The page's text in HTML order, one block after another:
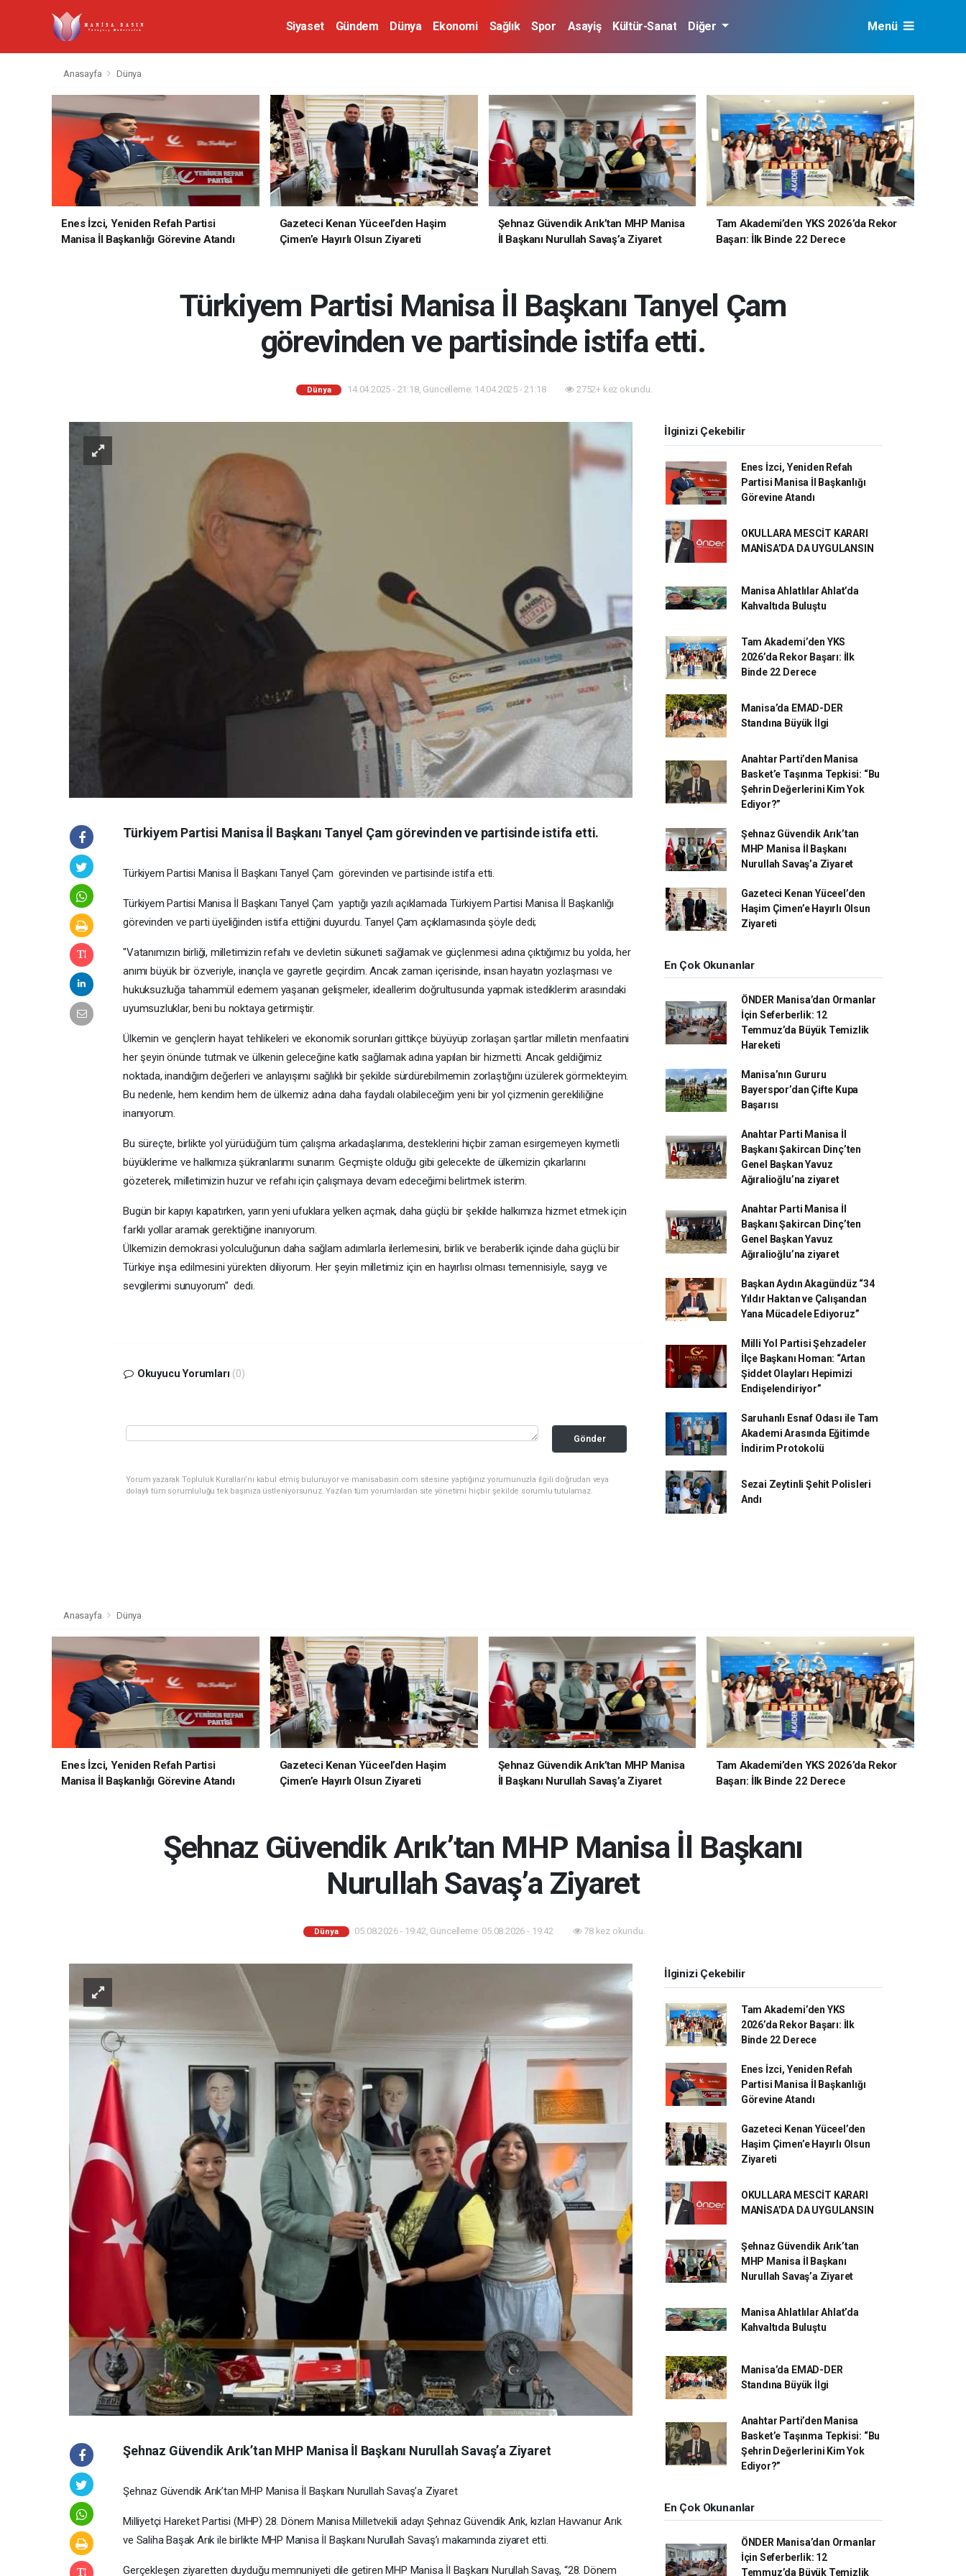
Siyaset Gündem Dünya Ekonomi Sağlık Spor Asayiş Kültür-Sanat Diğer Menü
Anasayfa Dünya
Enes İzci, Yeniden Refah Partisi
Manisa İl Başkanlığı Görevine Atandı
Gazeteci Kenan Yüceel’den Haşim
Çimen’e Hayırlı Olsun Ziyareti
Şehnaz Güvendik Arık’tan MHP Manisa
İl Başkanı Nurullah Savaş’a Ziyaret
Tam Akademi’den YKS 2026’da Rekor
Başarı: İlk Binde 22 Derece
Türkiyem Partisi Manisa İl Başkanı Tanyel Çam
görevinden ve partisinde istifa etti.
Dünya 14.04.2025 - 21:18, Güncelleme: 14.04.2025 - 21:18 2752+ kez okundu.
Türkiyem Partisi Manisa İl Başkanı Tanyel Çam görevinden ve partisinde istifa etti.
Türkiyem Partisi Manisa İl Başkanı Tanyel Çam görevinden ve partisinde istifa etti.
Türkiyem Partisi Manisa İl Başkanı Tanyel Çam yaptığı yazılı açıklamada Türkiyem Partisi Manisa İl Başkanlığı
görevinden ve parti üyeliğinden istifa ettiğini duyurdu. Tanyel Çam açıklamasında şöyle dedi;
"Vatanımızın birliği, milletimizin refahı ve devletin sükuneti sağlamak ve güçlenmesi adına çıktığımız bu yolda, her
anımı büyük bir özveriyle, inançla ve gayretle geçirdim. Ancak zaman içerisinde, insan hayatın yozlaşması ve
hukuksuzluğa tahammül edemem yaşanan gelişmeler, ideallerim doğrultusunda yapmak istediklerim arasındaki
uyumsuzluklar, beni bu noktaya getirmiştir.
Ülkemin ve gençlerin hayat tehlikeleri ve ekonomik sorunları gittikçe büyüyüp zorlaşan şartlar milletin menfaatini
her şeyin önünde tutmak ve ülkenin geleceğine katkı sağlamak adına yapılan bir hizmetti. Ancak geldiğimiz
noktada, inandığım değerleri ve anlayışımı sağlıklı bir şekilde sürdürebilmemin zorlaştığını üzülerek görmekteyim.
Bu nedenle, hem kendim hem de ülkemiz adına daha faydalı olabileceğim yeni bir yol çizmenin gerekliliğine
inanıyorum.
Bu süreçte, birlikte yol yürüdüğüm tüm çalışma arkadaşlarıma, desteklerini hiçbir zaman esirgemeyen kıymetli
büyüklerime ve halkımıza şükranlarımı sunarım. Geçmişte olduğu gibi gelecekte de ülkemizin çıkarlarını
gözeterek, milletimizin huzur ve refahı için çalışmaya devam edeceğimi belirtmek isterim.
Bugün bir kapıyı kapatırken, yarın yeni ufuklara yelken açmak, daha güçlü bir şekilde halkımıza hizmet etmek için
farklı yollar aramak gerektiğine inanıyorum.
Ülkemizin demokrasi yolculuğunun daha sağlam adımlarla ilerlemesini, birlik ve beraberlik içinde daha güçlü bir
Türkiye inşa edilmesini yürekten diliyorum. Her şeyin milletimiz için en hayırlısı olması temennisiyle, saygı ve
sevgilerimi sunuyorum" dedi.
Okuyucu Yorumları (0)
Gönder
Yorum yazarak Topluluk Kuralları’nı kabul etmiş bulunuyor ve manisabasin.com sitesine yaptığınız yorumunuzla ilgili doğrudan veya
dolaylı tüm sorumluluğu tek başınıza üstleniyorsunuz. Yazılan tüm yorumlardan site yönetimi hiçbir şekilde sorumlu tutulamaz.
İlginizi Çekebilir
Enes İzci, Yeniden Refah
Partisi Manisa İl Başkanlığı
Görevine Atandı
OKULLARA MESCİT KARARI
MANİSA’DA DA UYGULANSIN
Manisa Ahlatlılar Ahlat’da
Kahvaltıda Buluştu
Tam Akademi’den YKS
2026’da Rekor Başarı: İlk
Binde 22 Derece
Manisa’da EMAD-DER
Standına Büyük İlgi
Anahtar Parti’den Manisa
Basket’e Taşınma Tepkisi: “Bu
Şehrin Değerlerini Kim Yok
Ediyor?”
Şehnaz Güvendik Arık’tan
MHP Manisa İl Başkanı
Nurullah Savaş’a Ziyaret
Gazeteci Kenan Yüceel’den
Haşim Çimen’e Hayırlı Olsun
Ziyareti
En Çok Okunanlar
ÖNDER Manisa’dan Ormanlar
İçin Seferberlik: 12
Temmuz’da Büyük Temizlik
Hareketi
Manisa’nın Gururu
Bayerspor’dan Çifte Kupa
Başarısı
Anahtar Parti Manisa İl
Başkanı Şakircan Dinç’ten
Genel Başkan Yavuz
Ağıralioğlu’na ziyaret
Anahtar Parti Manisa İl
Başkanı Şakircan Dinç’ten
Genel Başkan Yavuz
Ağıralioğlu’na ziyaret
Başkan Aydın Akagündüz “34
Yıldır Haktan ve Çalışandan
Yana Mücadele Ediyoruz”
Milli Yol Partisi Şehzadeler
İlçe Başkanı Homan: “Artan
Şiddet Olayları Hepimizi
Endişelendiriyor”
Saruhanlı Esnaf Odası ile Tam
Akademi Arasında Eğitimde
İndirim Protokolü
Sezai Zeytinli Şehit Polisleri
Andı
Anasayfa Dünya
Enes İzci, Yeniden Refah Partisi
Manisa İl Başkanlığı Görevine Atandı
Gazeteci Kenan Yüceel’den Haşim
Çimen’e Hayırlı Olsun Ziyareti
Şehnaz Güvendik Arık’tan MHP Manisa
İl Başkanı Nurullah Savaş’a Ziyaret
Tam Akademi’den YKS 2026’da Rekor
Başarı: İlk Binde 22 Derece
Şehnaz Güvendik Arık’tan MHP Manisa İl Başkanı
Nurullah Savaş’a Ziyaret
Dünya 05.08.2026 - 19:42, Güncelleme: 05.08.2026 - 19:42 78 kez okundu.
Şehnaz Güvendik Arık’tan MHP Manisa İl Başkanı Nurullah Savaş’a Ziyaret
Şehnaz Güvendik Arık’tan MHP Manisa İl Başkanı Nurullah Savaş’a Ziyaret
Milliyetçi Hareket Partisi (MHP) 28. Dönem Manisa Milletvekili adayı Şehnaz Güvendik Arık, kızları Havvanur Arık
ve Saliha Başak Arık ile birlikte MHP Manisa İl Başkanı Nurullah Savaş’ı makamında ziyaret etti.
Gerçekleşen ziyaretten duyduğu memnuniyeti dile getiren MHP Manisa İl Başkanı Nurullah Savaş, “28. Dönem
İlginizi Çekebilir
Tam Akademi’den YKS
2026’da Rekor Başarı: İlk
Binde 22 Derece
Enes İzci, Yeniden Refah
Partisi Manisa İl Başkanlığı
Görevine Atandı
Gazeteci Kenan Yüceel’den
Haşim Çimen’e Hayırlı Olsun
Ziyareti
OKULLARA MESCİT KARARI
MANİSA’DA DA UYGULANSIN
Şehnaz Güvendik Arık’tan
MHP Manisa İl Başkanı
Nurullah Savaş’a Ziyaret
Manisa Ahlatlılar Ahlat’da
Kahvaltıda Buluştu
Manisa’da EMAD-DER
Standına Büyük İlgi
Anahtar Parti’den Manisa
Basket’e Taşınma Tepkisi: “Bu
Şehrin Değerlerini Kim Yok
Ediyor?”
En Çok Okunanlar
ÖNDER Manisa’dan Ormanlar
İçin Seferberlik: 12
Temmuz’da Büyük Temizlik